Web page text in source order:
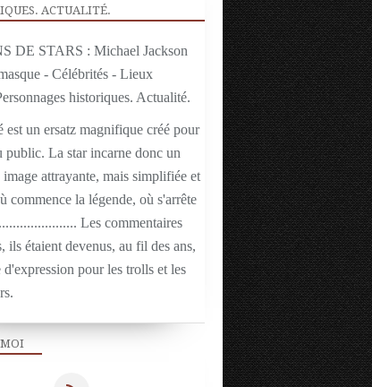
CÉLÉBRITÉS
ACTUALITÉ
ACTUALITÉ.
est un ersatz magnifique créé pour
public. La star incarne donc un
attrayante, mais simplifiée et
commence la légende, où s'arrête
Les commentaires
ils étaient devenus, au fil des ans,
d'expression pour les trolls et les